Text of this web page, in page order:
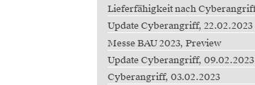
Lieferfähigkeit nach
Update Cyberangriff, 22.02.2023
Messe BAU 2023, Preview
Update Cyberangriff, 09.02.2023
Cyberangriff, 03.02.2023